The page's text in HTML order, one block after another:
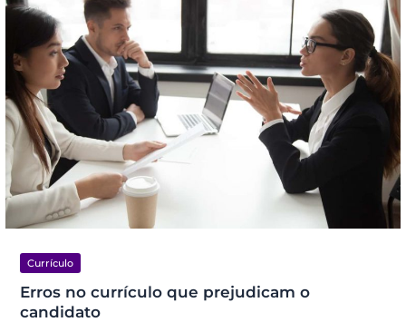
Currículo
Erros no currículo que prejudicam o
candidato